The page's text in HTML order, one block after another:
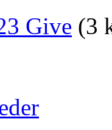
Give (3